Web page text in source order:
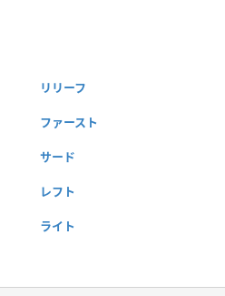
リリーフ
ファースト
サード
レフト
ライト